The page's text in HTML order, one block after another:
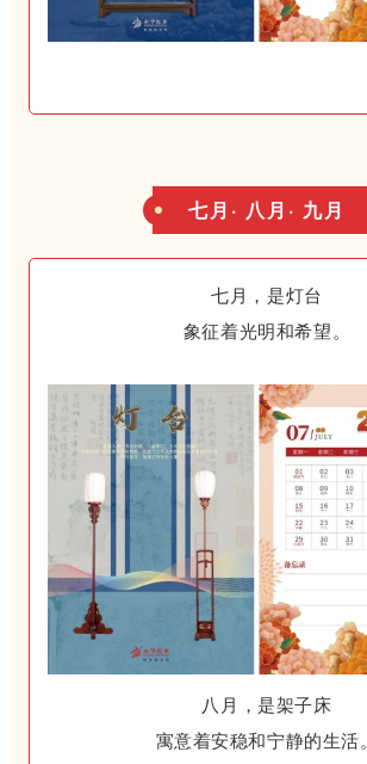
七月· 八月· 九月
七月，是灯台
象征着光明和希望。
八月，是架子床
寓意着安稳和宁静的生活。